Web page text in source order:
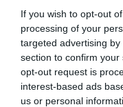
If you wish to opt-out
processing of your
targeted advertising
section to confirm
opt-out request is
interest-based ads
us or personal